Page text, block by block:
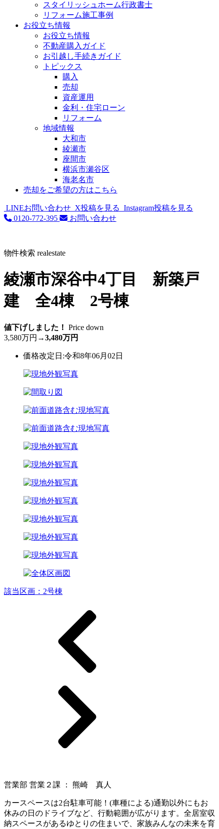
スタイリッシュホーム行政書士
リフォーム施工事例
お役立ち情報
お役立ち情報
不動産購入ガイド
お引越し手続きガイド
トピックス
購入
売却
資産運用
金利・住宅ローン
リフォーム
地域情報
大和市
綾瀬市
座間市
横浜市瀬谷区
海老名市
売却をご希望の方はこちら
LINEお問い合わせ X投稿を見る Instagram投稿を見る
0120-772-395
お問い合わせ
物件検索 realestate
綾瀬市深谷中4丁目 新築戸
建 全4棟 2号棟
値下げしました！ Price down
3,580万円 →3,480万円
価格改定日:令和8年06月02日
該当区画：2号棟
営業部 営業２課 ： 熊崎 真人
カースペースは2台駐車可能！(車種による)通勤以外にもお
休みの日のドライブなど、行動範囲が広がります。全居室収
納スペースがあるゆとりの住まいで、家族みんなの未来を育